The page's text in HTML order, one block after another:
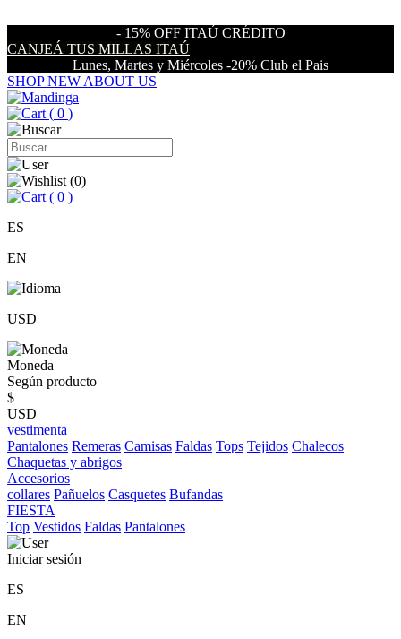
- 15% OFF ITAÚ CRÉDITO
CANJEÁ TUS MILLAS ITAÚ
Lunes, Martes y Miércoles -20% Club el Pais
SHOP NEW ABOUT US
( 0 )
(0)
( 0 )
ES
EN
USD
Moneda
Según producto
$
USD
vestimenta
Pantalones Remeras Camisas Faldas Tops Tejidos Chalecos
Chaquetas y abrigos
Accesorios
collares Pañuelos Casquetes Bufandas
FIESTA
Top Vestidos Faldas Pantalones
Iniciar sesión
ES
EN